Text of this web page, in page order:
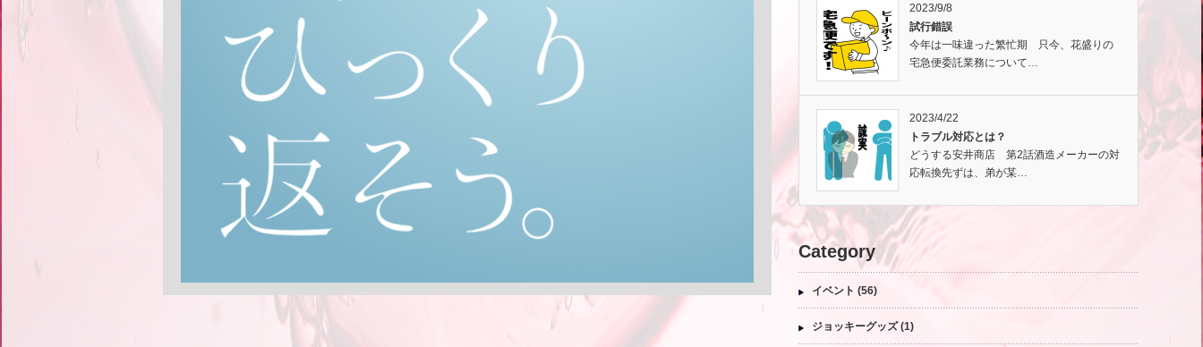
2023/9/8
試行錯誤
今年は一味違った繁忙期 只今、花盛りの
宅急便委託業務について…
2023/4/22
トラブル対応とは？
どうする安井商店 第2話酒造メーカーの対
応転換先ずは、弟が某…
Category
イベント (56)
ジョッキーグッズ(1)